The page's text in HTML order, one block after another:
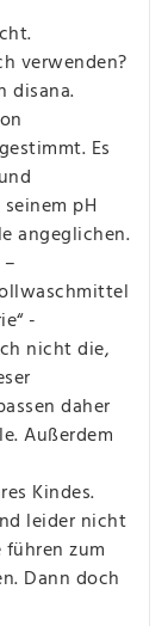
verwenden?
disana.
Es
pH
angeglichen.
-
nicht die,
daher
Außerdem
Kindes.
leider nicht
zum
Dann doch